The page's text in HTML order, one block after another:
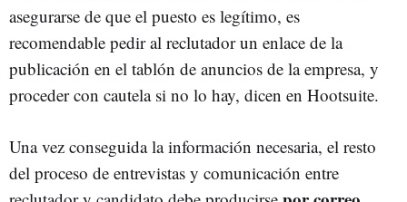
asegurarse de que el puesto es legítimo, es
recomendable pedir al reclutador un enlace de la
publicación en el tablón de anuncios de la empresa, y
proceder con cautela si no lo hay, dicen en Hootsuite.
Una vez conseguida la información necesaria, el resto
del proceso de entrevistas y comunicación entre